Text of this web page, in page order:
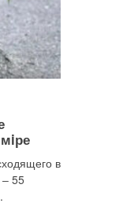
в
55